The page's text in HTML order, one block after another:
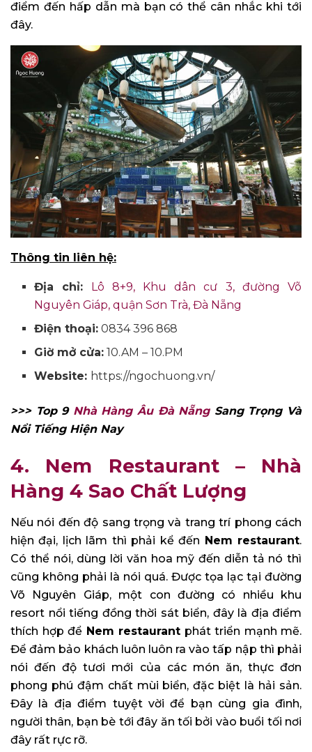
điểm đến hấp dẫn mà bạn có thể cân nhắc khi tới
đây.
Thông tin liên hệ:
Địa chỉ:
Lô 8+9, Khu dân cư 3, đường Võ
Nguyên Giáp, quận Sơn Trà, Đà Nẵng
Điện thoại: 0834 396 868
Giờ mở cửa: 10.AM – 10.PM
Website: https://ngochuong.vn/
>>> Top 9 Nhà Hàng Âu Đà NẵngSang Trọng Và
Nổi Tiếng Hiện Nay
4. Nem Restaurant – Nhà
Hàng 4 Sao Chất Lượng
Nếu nói đến độ sang trọng và trang trí phong cách
hiện đại, lịch lãm thì phải kể đến Nem restaurant.
Có thể nói, dùng lời văn hoa mỹ đến diễn tả nó thì
cũng không phải là nói quá. Được tọa lạc tại đường
Võ Nguyên Giáp, một con đường có nhiều khu
resort nổi tiếng đồng thời sát biển, đây là địa điểm
thích hợp để Nem restaurant phát triển mạnh mẽ.
Để đảm bảo khách luôn luôn ra vào tấp nập thì phải
nói đến độ tươi mới của các món ăn, thực đơn
phong phú đậm chất mùi biển, đặc biệt là hải sản.
Đây là địa điểm tuyệt vời để bạn cùng gia đình,
người thân, bạn bè tới đây ăn tối bởi vào buổi tối nơi
đây rất rực rỡ.